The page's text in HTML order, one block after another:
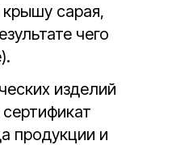
крышу сарая,
чего
изделий
продукции и